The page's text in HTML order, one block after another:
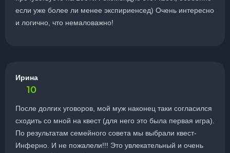
если уже более ли менее экспириенсед) Очень интересно
и логично, что немаловажно!
Ирина
10
После долгих уговоров, мой муж наконец таки согласился
сходить со мной на квест (для него это была первая игра).
По результатам семейного совета мы выбрали квест-
Инферно. И не пожалели!!! Это увлекательный и очень